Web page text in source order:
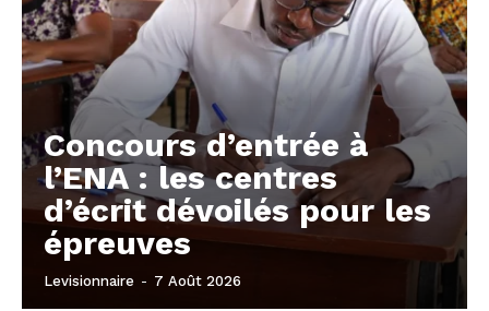
Concours d’entrée à
l’ENA : les centres
d’écrit dévoilés pour les
épreuves
Levisionnaire - 7 Août 2026